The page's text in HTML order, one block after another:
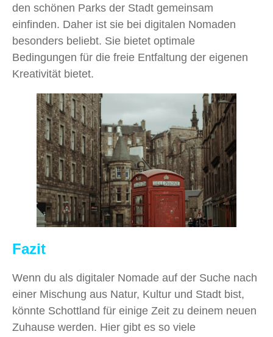
den schönen Parks der Stadt gemeinsam
einfinden. Daher ist sie bei digitalen Nomaden
besonders beliebt. Sie bietet optimale
Bedingungen für die freie Entfaltung der eigenen
Kreativität bietet.
Fazit
Wenn du als digitaler Nomade auf der Suche nach
einer Mischung aus Natur, Kultur und Stadt bist,
könnte Schottland für einige Zeit zu deinem neuen
Zuhause werden. Hier gibt es so viele